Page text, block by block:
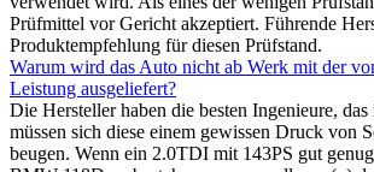
Prüfmittel vor Gericht akzeptiert. Führende
Produktempfehlung für diesen Prüfstand.
Warum wird das Auto nicht ab Werk mit der
Leistung ausgeliefert?
Die Hersteller haben die besten Ingenieure,
müssen sich diese einem gewissen Druck von
beugen. Wenn ein 2.0TDI mit 143PS gut